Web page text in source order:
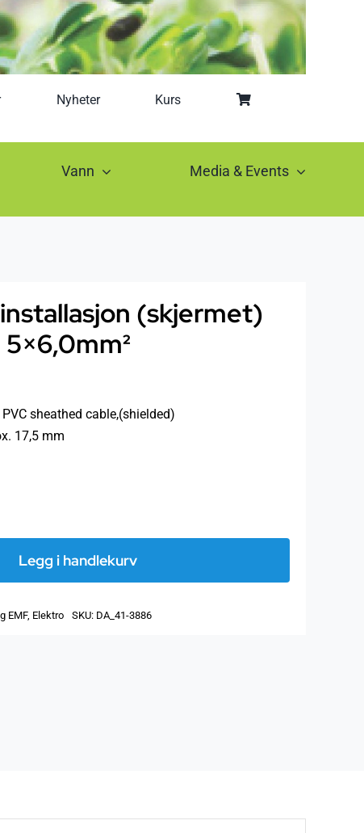
Nyheter Kurs
Vann Media & Events
(skjermet)
sheathed cable,(shielded)
17,5 mm
til
(skjermet)
Legg i handlekurv
EMF, Elektro SKU: DA_41-3886